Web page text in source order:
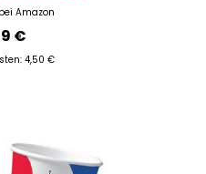
Amazon
€
4,50 €